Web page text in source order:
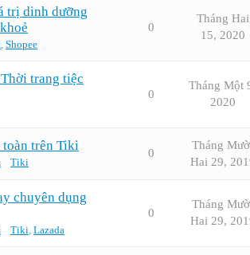
trị dinh dưỡng
, Shopee
0
Tháng Hai
15, 2020
trang tiệc
0
Tháng Một
2020
toàn trên Tiki
Tiki
0
Tháng
Hai 29,
chuyên dụng
Tiki, Lazada
0
Tháng
Hai 29,